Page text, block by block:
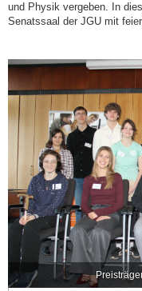
und Physik vergeben. In
Senatssaal der JGU mit